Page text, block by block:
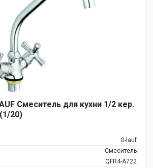
Смеситель для кухни 1/2 кер.
20)
G-lauf
Смеситель
QFR4-A722